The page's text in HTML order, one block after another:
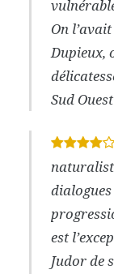
On
Dupieux,
Sud Ouest
* * * *
est
Judor de